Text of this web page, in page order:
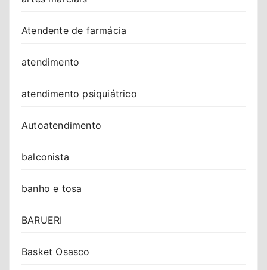
Atendente de farmácia
atendimento
atendimento psiquiátrico
Autoatendimento
balconista
banho e tosa
BARUERI
Basket Osasco